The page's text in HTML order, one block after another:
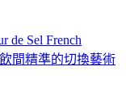
de Sel French
間精準的切換藝術